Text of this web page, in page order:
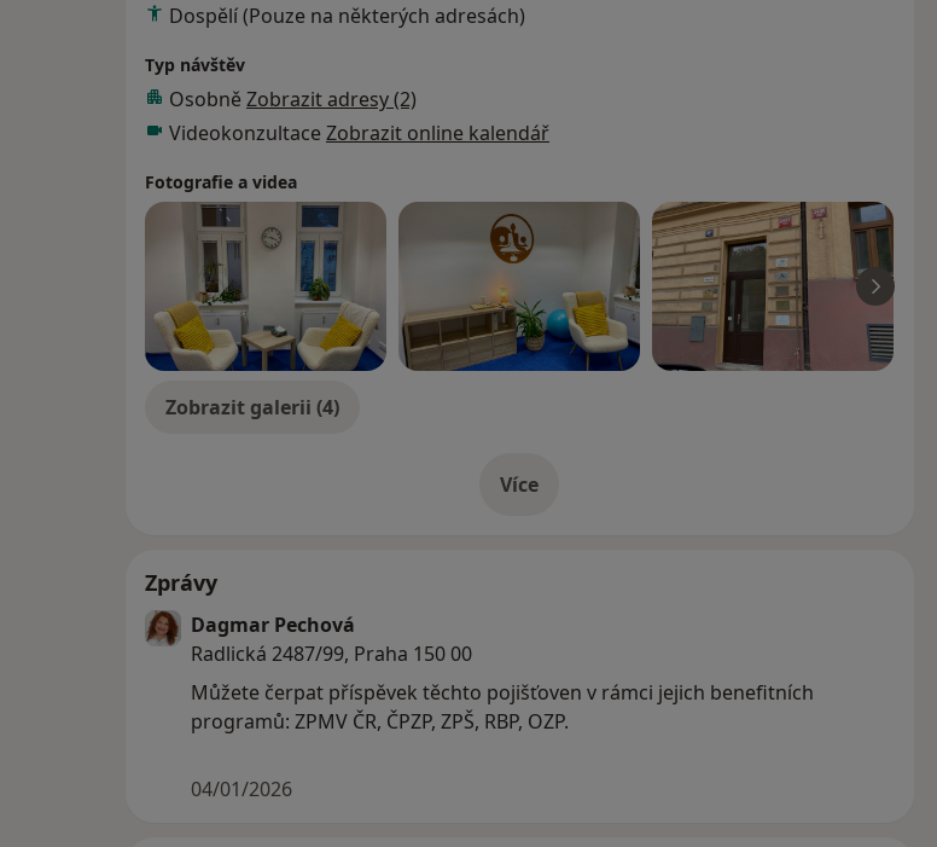
Dospělí (Pouze na některých adresách)
Typ návštěv
Osobně Zobrazit adresy (2)
Videokonzultace Zobrazit online kalendář
Fotografie a videa
Zobrazit galerii (4)
Víceo zkušenostech
Zprávy
Dagmar Pechová
Radlická 2487/99, Praha 150 00
Můžete čerpat příspěvek těchto pojišťoven v rámci jejich benefitních
programů: ZPMV ČR, ČPZP, ZPŠ, RBP, OZP.
04/01/2026